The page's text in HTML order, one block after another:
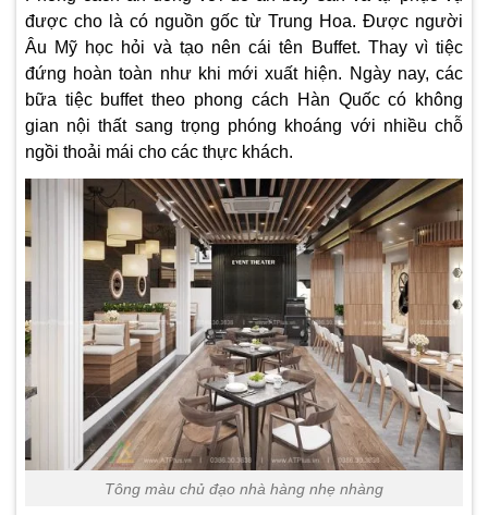
được cho là có nguồn gốc từ Trung Hoa. Được người
Âu Mỹ học hỏi và tạo nên cái tên Buffet. Thay vì tiệc
đứng hoàn toàn như khi mới xuất hiện. Ngày nay, các
bữa tiệc buffet theo phong cách Hàn Quốc có không
gian nội thất sang trọng phóng khoáng với nhiều chỗ
ngồi thoải mái cho các thực khách.
Tông màu chủ đạo nhà hàng nhẹ nhàng